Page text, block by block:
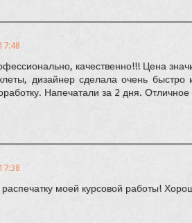
качественно!!! Цена
дизайнер сделала очень
Напечатали за 2 дня. Отличное
моей курсовой работы!